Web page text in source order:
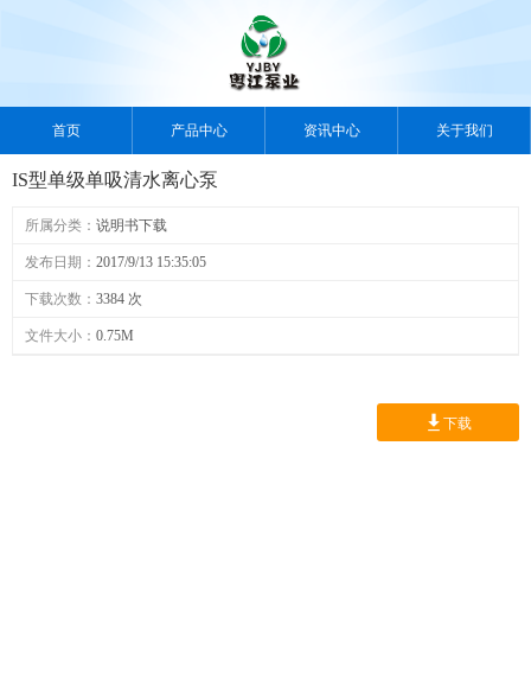
首页 产品中心 资讯中心 关于我们
案例中心 视频中心
IS型单级单吸清水离心泵
所属分类： 说明书下载
发布日期： 2017/9/13 15:35:05
下载次数： 3384 次
文件大小： 0.75M
下载